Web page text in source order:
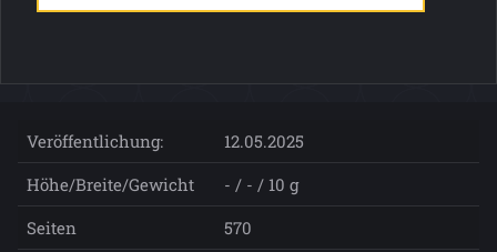
Veröffentlichung:
12.05.2025
Höhe/Breite/Gewicht
- / - / 10 g
Seiten
570